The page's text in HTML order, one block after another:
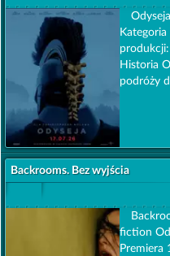
Historia
podróży
Backrooms. Bez wyjścia
fiction
Premiera